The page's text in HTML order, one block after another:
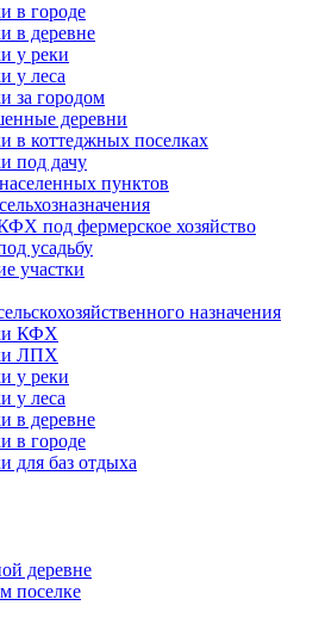
в городе
в деревне
у реки
у леса
за городом
деревни
в коттеджных поселках
под дачу
пунктов
под фермерское хозяйство
усадьбу
участки
назначения
КФХ
ЛПХ
у реки
у леса
в деревне
в городе
для баз отдыха
деревне
поселке